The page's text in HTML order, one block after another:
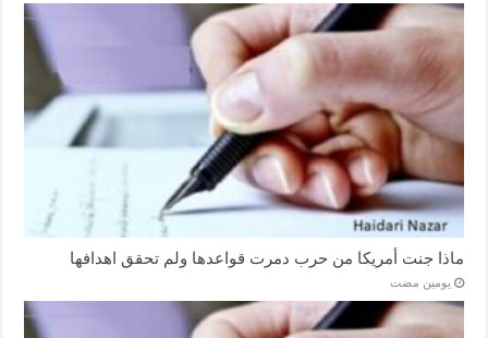
ماذا جنت أمريكا من حرب دمرت قواعدها ولم تحقق اهدافها
‏يومين مضت